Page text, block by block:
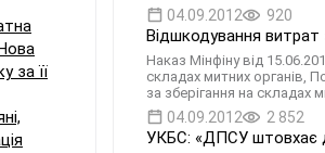
04.09.2012 920
Відшкодування витрат
Наказ Мінфіну від
складах митних органів,
за зберігання на складах
04.09.2012 2 852
УКБС: «ДПСУ штовхає
за її